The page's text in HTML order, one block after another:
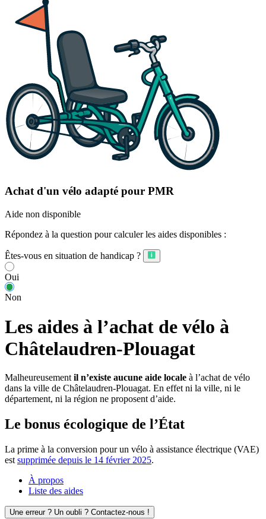
Achat d'un vélo adapté pour PMR
Aide non disponible
Répondez à la question pour calculer les aides disponibles :
Êtes-vous en situation de handicap ?
Oui
Non
Les aides à l’achat de vélo à
Châtelaudren-Plouagat
Malheureusement il n’existe aucune aide locale à l’achat de vélo
dans la ville de Châtelaudren-Plouagat. En effet ni la ville, ni le
département, ni la région ne proposent d’aide.
Le bonus écologique de l’État
La prime à la conversion pour un vélo à assistance électrique (VAE)
est supprimée depuis le 14 février 2025.
À propos
Liste des aides
Une erreur ? Un oubli ? Contactez-nous !